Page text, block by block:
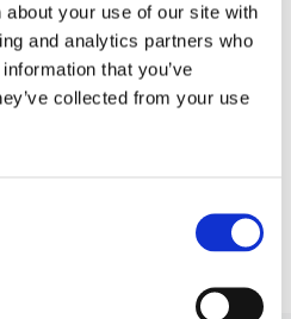
your use of our site with
and analytics partners who
that you’ve
collected from your use
Numer artykułu:OP222R
Regenerowany
Na stanie